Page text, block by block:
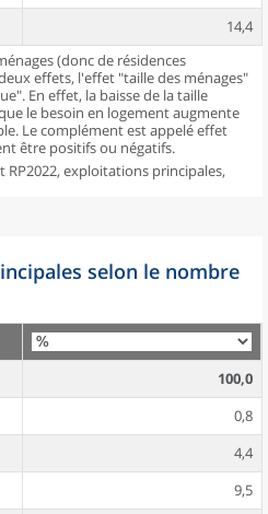
14,4
(donc de résidences
effets, l'effet "taille des ménages"
En effet, la baisse de la taille
le besoin en logement augmente
Le complément est appelé effet
être positifs ou négatifs.
RP2022, exploitations principales,
selon le nombre
100,0
0,8
4,4
9,5